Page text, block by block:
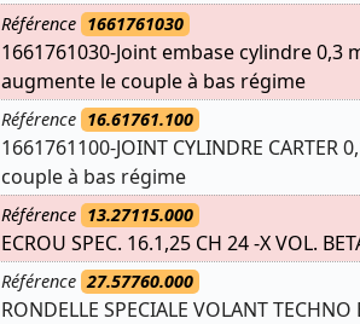
Référence 1661761030
1661761030-Joint embase cylindre 0,3
augmente le couple à bas régime
Référence 16.61761.100
1661761100-JOINT CYLINDRE
couple à bas régime
Référence 13.27115.000
ECROU SPEC. 16.1,25 CH 24 -X VOL.
Référence 27.57760.000
RONDELLE SPECIALE VOLANT TECHNO